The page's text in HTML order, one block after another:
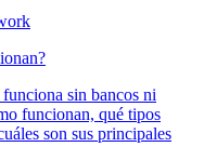
sin bancos ni
funcionan, qué tipos
son sus principales